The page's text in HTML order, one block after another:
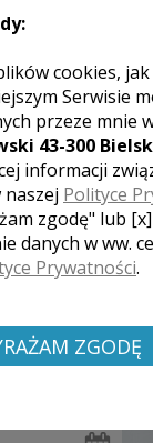
cookies,
Serwisie
przeze mnie
43-300
informacji
Polityce
zgodę" lub
danych w ww.
Prywatności.
ZGODĘ